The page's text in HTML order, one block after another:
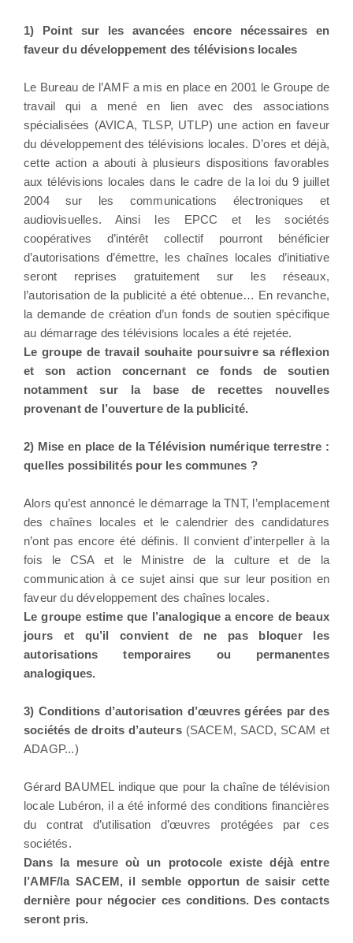
1) Point sur les avancées encore nécessaires en
faveur du développement des télévisions locales
Le Bureau de l’AMF a mis en place en 2001 le Groupe de
travail qui a mené en lien avec des associations
spécialisées (AVICA, TLSP, UTLP) une action en faveur
du développement des télévisions locales. D’ores et déjà,
cette action a abouti à plusieurs dispositions favorables
aux télévisions locales dans le cadre de la loi du 9 juillet
2004 sur les communications électroniques et
audiovisuelles. Ainsi les EPCC et les sociétés
coopératives d’intérêt collectif pourront bénéficier
d’autorisations d’émettre, les chaînes locales d’initiative
seront reprises gratuitement sur les réseaux,
l’autorisation de la publicité a été obtenue… En revanche,
la demande de création d’un fonds de soutien spécifique
au démarrage des télévisions locales a été rejetée.
Le groupe de travail souhaite poursuivre sa réflexion
et son action concernant ce fonds de soutien
notamment sur la base de recettes nouvelles
provenant de l’ouverture de la publicité.
2) Mise en place de la Télévision numérique terrestre :
quelles possibilités pour les communes ?
Alors qu’est annoncé le démarrage la TNT, l’emplacement
des chaînes locales et le calendrier des candidatures
n’ont pas encore été définis. Il convient d’interpeller à la
fois le CSA et le Ministre de la culture et de la
communication à ce sujet ainsi que sur leur position en
faveur du développement des chaînes locales.
Le groupe estime que l’analogique a encore de beaux
jours et qu’il convient de ne pas bloquer les
autorisations temporaires ou permanentes
analogiques.
3) Conditions d’autorisation d’œuvres gérées par des
sociétés de droits d’auteurs(SACEM, SACD, SCAM et
ADAGP...)
Gérard BAUMEL indique que pour la chaîne de télévision
locale Lubéron, il a été informé des conditions financières
du contrat d’utilisation d’œuvres protégées par ces
sociétés.
Dans la mesure où un protocole existe déjà entre
l’AMF/la SACEM, il semble opportun de saisir cette
dernière pour négocier ces conditions. Des contacts
seront pris.